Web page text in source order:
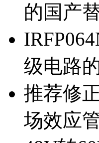
的国产
级电路
推荐修
场效应